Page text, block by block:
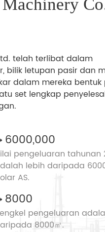
telah terlibat dalam
bilik letupan pasir dan
dalam mereka bentuk
set lengkap
6000,000
pengeluaran tahunan
lebih daripada
AS.
8000
pengeluaran
8000㎡.